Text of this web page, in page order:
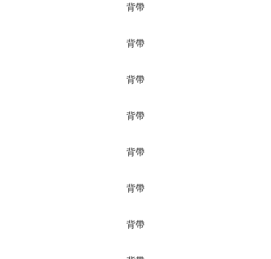
背帶
背帶
背帶
背帶
背帶
背帶
背帶